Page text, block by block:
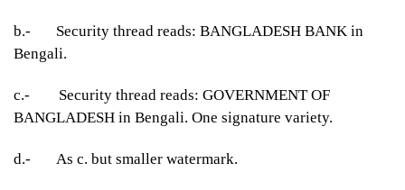
b.-
Security thread reads: BANGLADESH BANK in
Bengali.
c.-
Security thread reads: GOVERNMENT OF
BANGLADESH in Bengali. One signature variety.
d.- As c. but smaller watermark.